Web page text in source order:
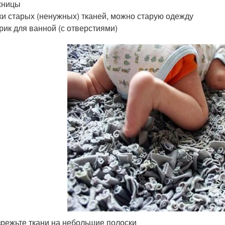
старых (ненужных) тканей, можно старую одежду
для ванной (с отверстиями)
ткани на небольшие полоски